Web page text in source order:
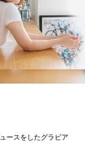
ースをしたグラビア